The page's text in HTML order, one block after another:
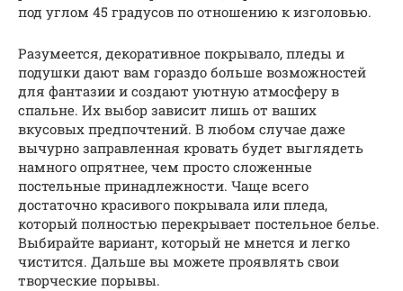
под углом 45 градусов по отношению к изголовью.
Разумеется, декоративное покрывало, пледы и
подушки дают вам гораздо больше возможностей
для фантазии и создают уютную атмосферу в
спальне. Их выбор зависит лишь от ваших
вкусовых предпочтений. В любом случае даже
вычурно заправленная кровать будет выглядеть
намного опрятнее, чем просто сложенные
постельные принадлежности. Чаще всего
достаточно красивого покрывала или пледа,
который полностью перекрывает постельное белье.
Выбирайте вариант, который не мнется и легко
чистится. Дальше вы можете проявлять свои
творческие порывы.